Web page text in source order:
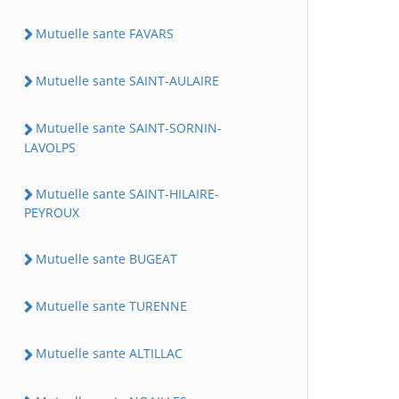
Mutuelle sante FAVARS
Mutuelle sante SAINT-AULAIRE
Mutuelle sante SAINT-SORNIN-
LAVOLPS
Mutuelle sante SAINT-HILAIRE-
PEYROUX
Mutuelle sante BUGEAT
Mutuelle sante TURENNE
Mutuelle sante ALTILLAC